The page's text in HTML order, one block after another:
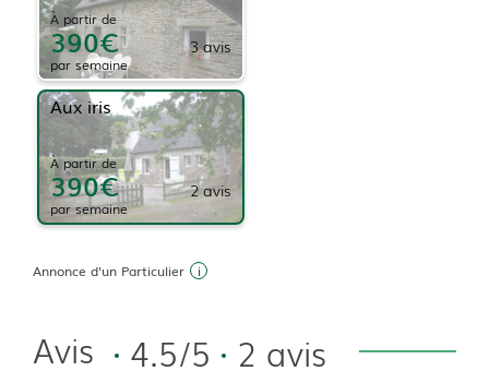
À partir de
390
par semaine
3avis
Aux iris
À partir de
390
parsemaine
2avis
Annonce d'un Particulier
Avis 4.5/5 2 avis